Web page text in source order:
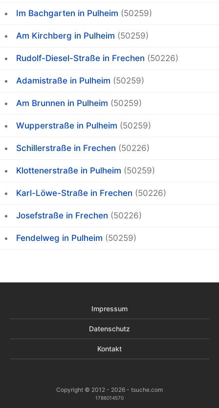
Im Bachgarten in Pulheim (50259)
Am Kirchberg in Pulheim (50259)
Rudolf-Diesel-Straße in Frechen (50226)
Adamistraße in Pulheim (50259)
Am Brunnen in Pulheim (50259)
Wupperstraße in Pulheim (50259)
Schillerstraße in Frechen (50226)
Klottenerstraße in Pulheim (50259)
Karl-Löwe-Straße in Frechen (50226)
Josefstraße in Frechen (50226)
Fendelweg in Pulheim (50259)
Impressum
Datenschutz
Kontakt
Copyright © 2012 - 2026 - tsuche.com
1786014570